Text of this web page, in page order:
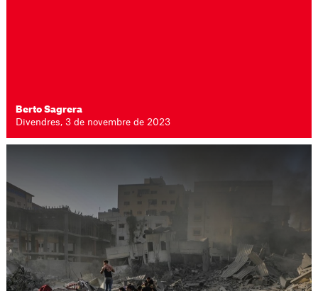
Berto Sagrera
Divendres, 3 de novembre de 2023